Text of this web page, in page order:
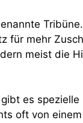
für mehr
meist die
es spezielle
oft von